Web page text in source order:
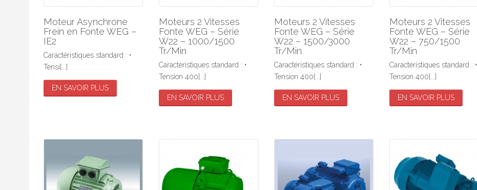
Pompes en cale sèchePompes VARISCO
VOGELSANG
Pompes VOGELSANG
WEG
Démarreurs WEG
Variateurs WEG
Moteur Asynchrone
Frein en Fonte WEG –
IE2
Caractéristiques standard : •
Tensi[...]
EN SAVOIR PLUS
Moteurs 2 Vitesses
Fonte WEG – Série
W22 – 1000/1500
Tr/Min
Caractéristiques standard : •
Tension 400[...]
EN SAVOIR PLUS
Moteurs 2 Vitesses
Fonte WEG – Série
W22 – 1500/3000
Tr/Min
Caractéristiques standard : •
Tension 400[...]
EN SAVOIR PLUS
Moteurs 2 Vitesses
Fonte WEG – Série
W22 – 750/1500
Tr/Min
Caractéristiques standard : •
Tension 400[...]
EN SAVOIR PLUS